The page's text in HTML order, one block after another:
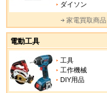
ダイソン
家電買取商品
電動工具
工具
工作機械
DIY用品